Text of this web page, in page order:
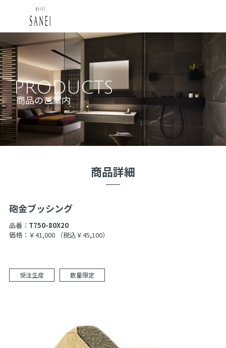
PRODUCTS
商品のご案内
商品詳細
砲金ブッシング
品番： T750-80X20
価格：￥41,000
（税込￥45,100）
受注生産 数量限定